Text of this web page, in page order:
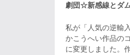
劇団☆新感線とダ
私が「人気の逆輸
かこうへい作品の
に変更しました。